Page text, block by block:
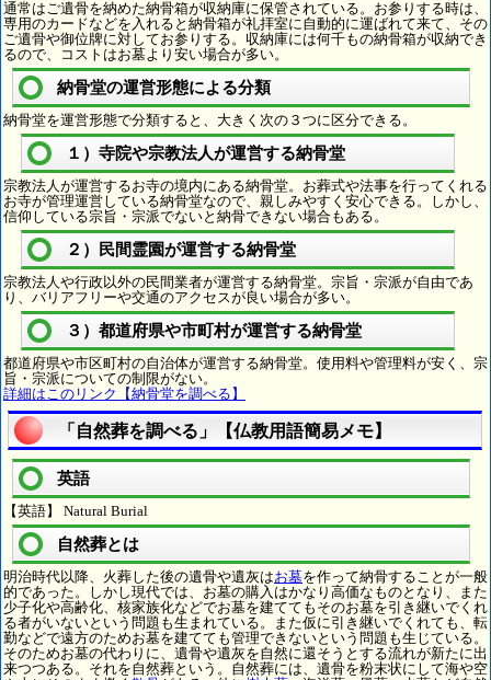
通常はご遺骨を納めた納骨箱が収納庫に保管されている。お参りする時は、
専用のカードなどを入れると納骨箱が礼拝室に自動的に運ばれて来て、その
ご遺骨や御位牌に対してお参りする。収納庫には何千もの納骨箱が収納でき
るので、コストはお墓より安い場合が多い。
納骨堂の運営形態による分類
納骨堂を運営形態で分類すると、大きく次の３つに区分できる。
１）寺院や宗教法人が運営する納骨堂
宗教法人が運営するお寺の境内にある納骨堂。お葬式や法事を行ってくれる
お寺が管理運営している納骨堂なので、親しみやすく安心できる。しかし、
信仰している宗旨・宗派でないと納骨できない場合もある。
２）民間霊園が運営する納骨堂
宗教法人や行政以外の民間業者が運営する納骨堂。宗旨・宗派が自由であ
り、バリアフリーや交通のアクセスが良い場合が多い。
３）都道府県や市町村が運営する納骨堂
都道府県や市区町村の自治体が運営する納骨堂。使用料や管理料が安く、宗
旨・宗派についての制限がない。
詳細はこのリンク【納骨堂を調べる】
「自然葬を調べる」【仏教用語簡易メモ】
英語
【英語】 Natural Burial
自然葬とは
明治時代以降、火葬した後の遺骨や遺灰はお墓を作って納骨することが一般
的であった。しかし現代では、お墓の購入はかなり高価なものとなり、また
少子化や高齢化、核家族化などでお墓を建ててもそのお墓を引き継いでくれ
る者がいないという問題も生まれている。また仮に引き継いでくれても、転
勤などで遠方のためお墓を建てても管理できないという問題も生じている。
そのためお墓の代わりに、遺骨や遺灰を自然に還そうとする流れが新たに出
来つつある。それを自然葬という。自然葬には、遺骨を粉末状にして海や空